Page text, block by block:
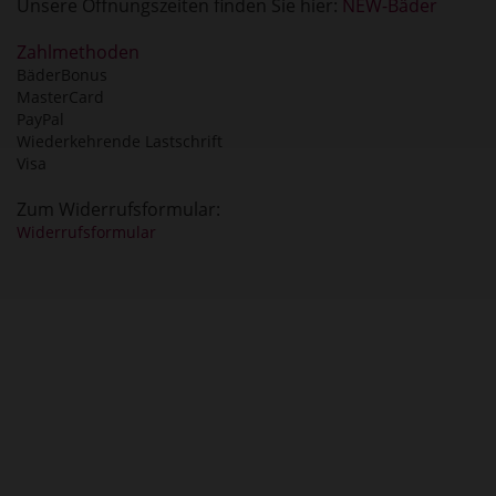
Unsere Öffnungszeiten finden Sie hier: NEW-Bäder
Zahlmethoden
BäderBonus
MasterCard
PayPal
Wiederkehrende Lastschrift
Visa
Zum Widerrufsformular:
Widerrufsformular